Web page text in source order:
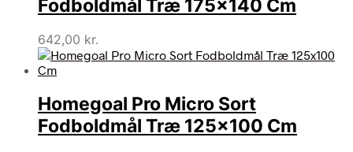
Fodboldmål Træ 175×140 Cm
642,00 kr.
Homegoal Pro Micro Sort
Fodboldmål Træ 125×100 Cm